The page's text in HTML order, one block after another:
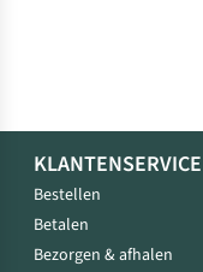
KLANTENSERVICE
Bestellen
Betalen
Bezorgen & afhalen